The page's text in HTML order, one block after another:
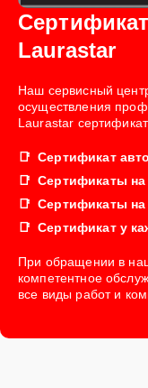
Laurastar
Наш сервисный
осуществления
Laurastar
Сертификат
Сертификаты
Сертификаты
Сертификат у
При обращении в
компетентное
все виды работ и